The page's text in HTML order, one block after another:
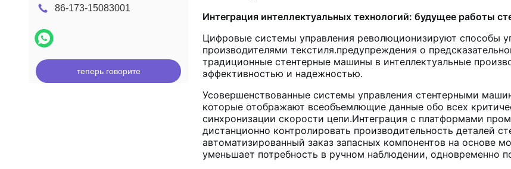
86-173-15083001
теперь говорите
Интеграция интеллектуальных технологий: будущее работы
Цифровые системы управления революционизируют способы
производителями текстиля.предупреждения о
традиционные стентерные машины в интеллектуальные
эффективностью и надежностью.
Усовершенствованные системы управления стентерными
которые отображают всеобъемлющие данные обо всех
синхронизации скорости цепи.Интеграция с платформами
дистанционно контролировать производительность деталей
автоматизированный заказ запасных компонентов на основе
уменьшает потребность в ручном наблюдении, одновременно